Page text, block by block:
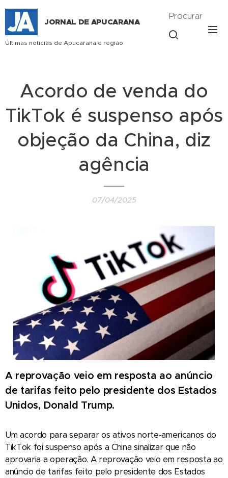
JORNAL DE APUCARANA
Últimas notícias de Apucarana e região
Procurar
Acordo de venda do
TikTok é suspenso após
objeção da China, diz
agência
07/04/2025
A reprovação veio em resposta ao anúncio
de tarifas feito pelo presidente dos Estados
Unidos, Donald Trump.
Um acordo para separar os ativos norte-americanos do
TikTok foi suspenso após a China sinalizar que não
aprovaria a operação. A reprovação veio em resposta ao
anúncio de tarifas feito pelo presidente dos Estados